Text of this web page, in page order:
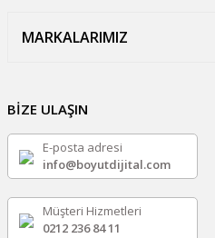
MARKALARIMIZ
BİZE ULAŞIN
E-posta adresi
info@boyutdijital.com
Müşteri Hizmetleri
0212 236 84 11